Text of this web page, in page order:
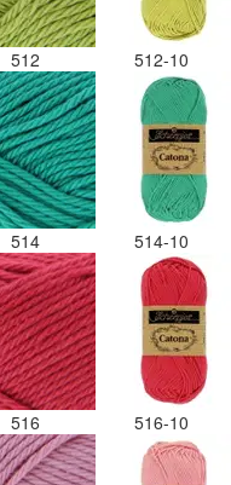
512 512-10
514 514-10
516 516-10